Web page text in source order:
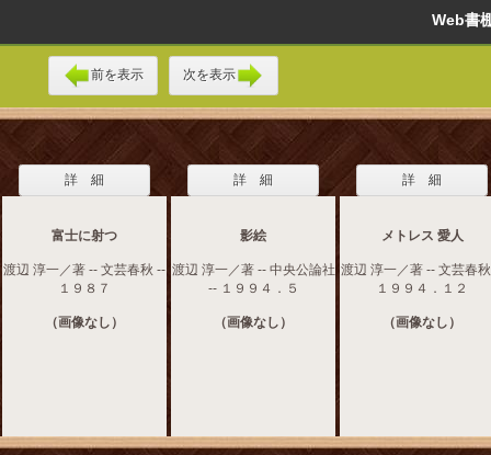
Web
前を表示 次を表示
詳 細
富士に射つ
渡辺 淳一／著 -- 文芸春秋 --
１９８７
（画像なし）
詳 細
影絵
渡辺 淳一／著 -- 中央公論社
-- １９９４．５
（画像なし）
詳 細
メトレス 愛人
渡辺 淳一／著 -- 文芸春
１９９４．１２
（画像なし）